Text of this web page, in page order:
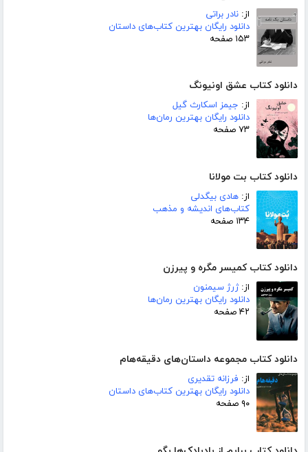
از: نادر براتی
دانلود رایگان بهترین کتاب‌های داستان
۱۵۳ صفحه
دانلود کتاب عشق اونیونگ
از: جیمز اسکارث گیل
دانلود رایگان بهترین رمان‌ها
۷۳ صفحه
دانلود کتاب بت مولانا
از: هادی بیگدلی
کتاب‌های اندیشه و مذهب
۱۳۴ صفحه
دانلود کتاب کمیسر مگره و پیرزن
از:ژرژ سیمنون
دانلود رایگان بهترین رمان‌ها
۴۲ صفحه
دانلود کتاب مجموعه داستان‌های دقیقه‌هام
از: فرزانه تقدیری
دانلود رایگان بهترین کتاب‌های داستان
۹۰ صفحه